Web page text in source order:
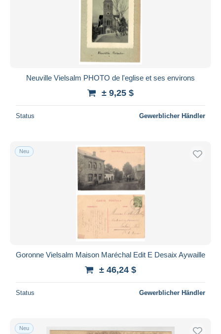
Neuville Vielsalm PHOTO de l'eglise et ses environs
± 9,25 $
Status Gewerblicher Händler
Neu
Goronne Vielsalm Maison Maréchal Edit E Desaix Aywaille
± 46,24 $
Status Gewerblicher Händler
Neu